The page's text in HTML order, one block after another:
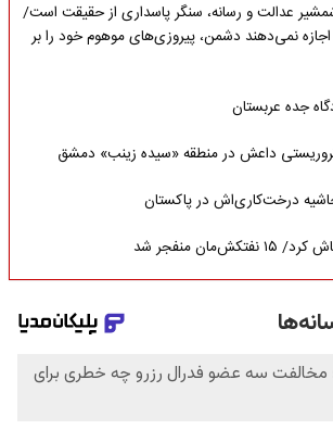
شمشیر عدالت و رسانه، سنگر پاسداری از حقیقت است/
نمی‌دهند دشمن، پیروزی‌های موهوم خود را بر
جده عربستان
داعش در منطقه «سیده زینب» دمشق
درخت‌کاری‌اش در پاکستان
منفجر شد